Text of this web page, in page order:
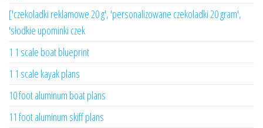
['czekoladki reklamowe 20 g', 'personalizowane czekoladki 20 gram',
'słodkie upominki czek
1 1 scale boat blueprint
1 1 scale kayak plans
10 foot aluminum boat plans
11 foot aluminum skiff plans